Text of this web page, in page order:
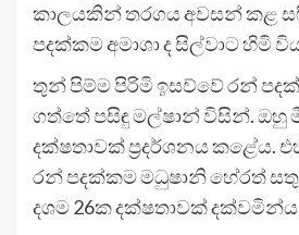
කාලයකින් තරගය අවසන් කළ
පදක්කම අමාශා ද සිල්වාට හිමි
තුන් පිම්ම පිරිමි ඉසව්වේ රන්
ගත්තේ පසිඳු මල්ෂාන් විසින්. ඔහු
දක්ෂතාවක් ප්‍රදර්ශනය කළේය.
රන් පදක්කම මධුෂානි හේරත් සතු
දශම 26ක දක්ෂතාවක්